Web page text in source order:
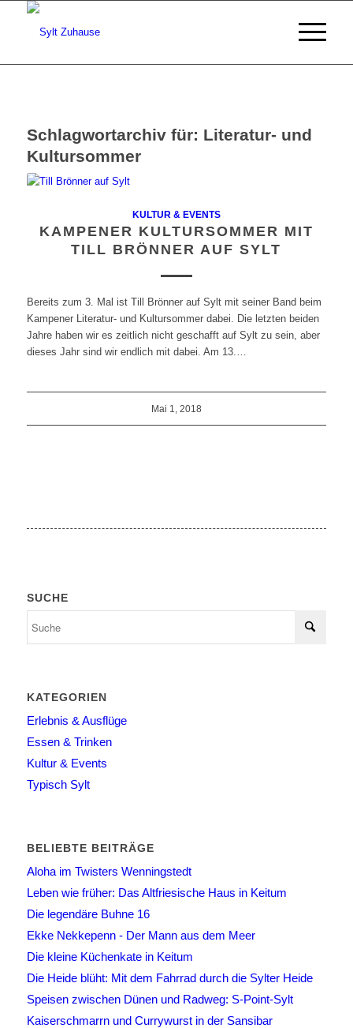
Schlagwortarchiv für: Literatur- und
Kultursommer
KULTUR & EVENTS
KAMPENER KULTURSOMMER MIT
TILL BRÖNNER AUF SYLT
Bereits zum 3. Mal ist Till Brönner auf Sylt mit seiner Band beim
Kampener Literatur- und Kultursommer dabei. Die letzten beiden
Jahre haben wir es zeitlich nicht geschafft auf Sylt zu sein, aber
dieses Jahr sind wir endlich mit dabei. Am 13.…
Mai 1, 2018
SUCHE
KATEGORIEN
Erlebnis & Ausflüge
Essen & Trinken
Kultur & Events
Typisch Sylt
BELIEBTE BEITRÄGE
Aloha im Twisters Wenningstedt
Leben wie früher: Das Altfriesische Haus in Keitum
Die legendäre Buhne 16
Ekke Nekkepenn - Der Mann aus dem Meer
Die kleine Küchenkate in Keitum
Die Heide blüht: Mit dem Fahrrad durch die Sylter Heide
Speisen zwischen Dünen und Radweg: S-Point-Sylt
Kaiserschmarrn und Currywurst in der Sansibar